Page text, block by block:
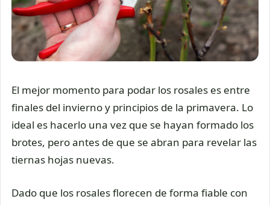
El mejor momento para podar los rosales es entre
finales del invierno y principios de la primavera. Lo
ideal es hacerlo una vez que se hayan formado los
brotes, pero antes de que se abran para revelar las
tiernas hojas nuevas.
Dado que los rosales florecen de forma fiable con